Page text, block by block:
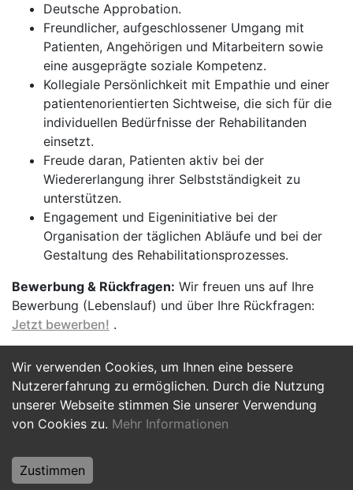
Wir verwenden Cookies, um Ihnen eine bessere
Nutzererfahrung zu ermöglichen. Durch die Nutzung
unserer Webseite stimmen Sie unserer Verwendung
von Cookies zu. Mehr Informationen
Zustimmen
Deutsche Approbation.
Freundlicher, aufgeschlossener Umgang mit
Patienten, Angehörigen und Mitarbeitern sowie
eine ausgeprägte soziale Kompetenz.
Kollegiale Persönlichkeit mit Empathie und einer
patientenorientierten Sichtweise, die sich für die
individuellen Bedürfnisse der Rehabilitanden
einsetzt.
Freude daran, Patienten aktiv bei der
Wiedererlangung ihrer Selbstständigkeit zu
unterstützen.
Engagement und Eigeninitiative bei der
Organisation der täglichen Abläufe und bei der
Gestaltung des Rehabilitationsprozesses.
Bewerbung & Rückfragen: Wir freuen uns auf Ihre
Bewerbung (Lebenslauf) und über Ihre Rückfragen:
Jetzt bewerben! .
Jetzt Bewerben